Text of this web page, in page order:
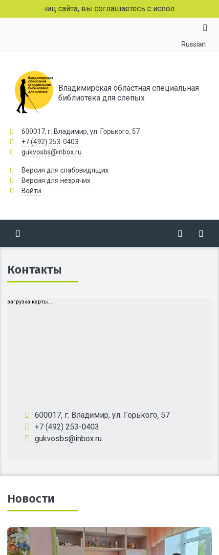
сайта, вы соглашаетесь с использованием
Russian
Владимирская областная специальная
библиотека для слепых
600017, г. Владимир, ул. Горького, 57
+7 (492) 253-0403
gukvosbs@inbox.ru
Версия для слабовидящих
Версия для незрячих
Войти
Контакты
загрузка карты...
600017, г. Владимир, ул. Горького, 57
+7 (492) 253-0403
gukvosbs@inbox.ru
Новости